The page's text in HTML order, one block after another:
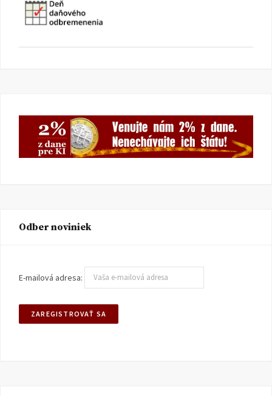
Odber noviniek
E-mailová adresa: